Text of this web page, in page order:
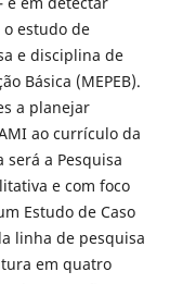
o estudo de
e disciplina de
Básica (MEPEB).
a planejar
ao currículo da
será a Pesquisa
e com foco
Estudo de Caso
linha de pesquisa
em quatro